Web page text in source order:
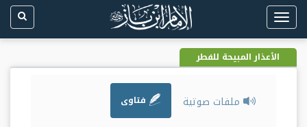
Toggle
navigation
الأعذار المبيحة للفطر
ملفات صوتية فتاوى